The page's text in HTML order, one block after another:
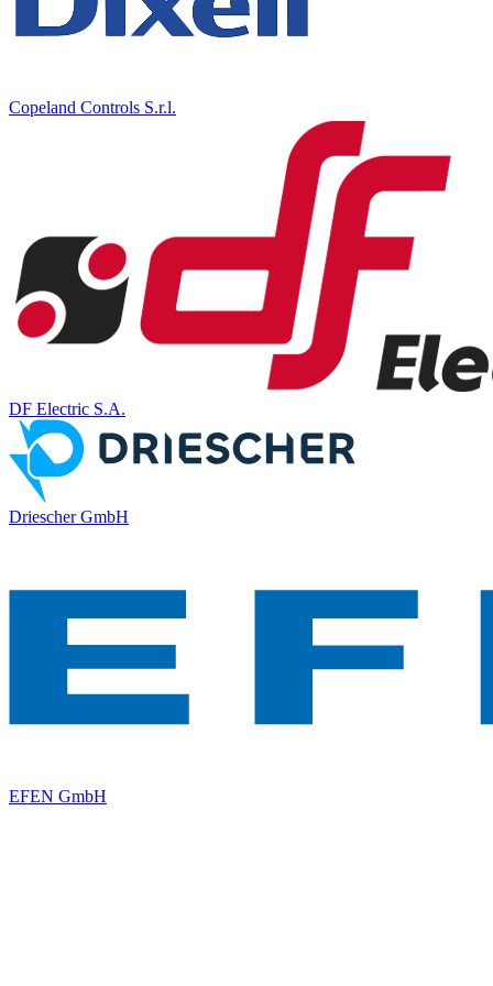
Copeland Controls S.r.l.
DF Electric S.A.
Driescher GmbH
EFEN GmbH